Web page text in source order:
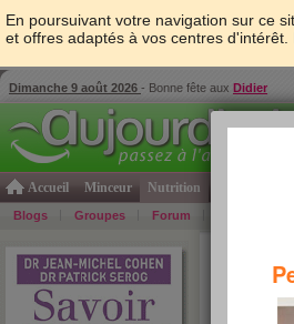
En poursuivant votre navigation sur ce
et offres adaptés à vos centres d'intérêt.
Dimanche 9 août 2026 - Bonne fête aux Didier
Accueil Minceur Nutrition
Blogs Groupes Forum